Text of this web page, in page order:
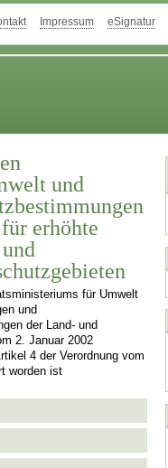
Impressum eSignatur
und
erhöhte
für Umwelt
und
der Land- und
2. Januar 2002
4 der Verordnung vom
worden ist